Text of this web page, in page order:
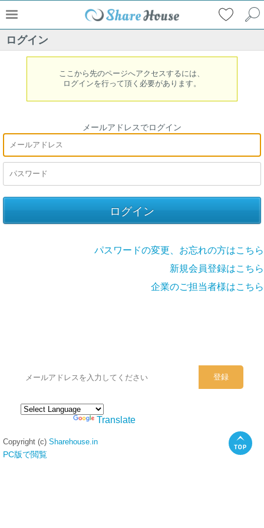
ログイン
ここから先のページへアクセスするには、
ログインを行って頂く必要があります。
メールアドレスでログイン
パスワードの変更、お忘れの方はこちら
新規会員登録はこちら
企業のご担当者様はこちら
Translate
Copyright (c) Sharehouse.in
PC版で閲覧